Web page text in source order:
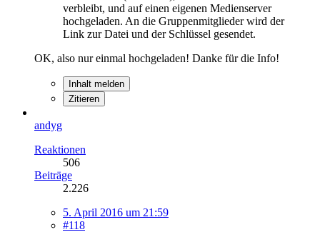
verbleibt, und auf einen eigenen Medienserver
hochgeladen. An die Gruppenmitglieder wird der
Link zur Datei und der Schlüssel gesendet.
OK, also nur einmal hochgeladen! Danke für die Info!
Inhalt melden
Zitieren
andyg
Reaktionen
506
Beiträge
2.226
5. April 2016 um 21:59
#118